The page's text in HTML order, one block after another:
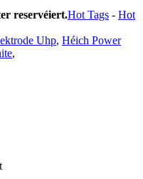
reservéiert.Hot Tags - Hot
Uhp, Héich Power
,